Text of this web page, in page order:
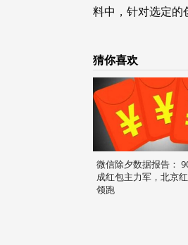
料中，针对选定的
猜你喜欢
微信除夕数据报告：
成红包主力军，北京
领跑